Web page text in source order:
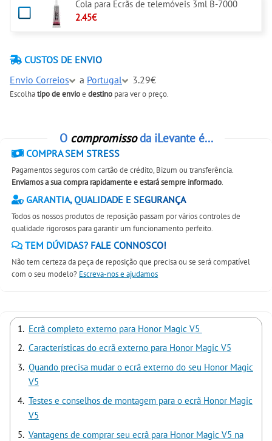
Cola para Ecrãs de telemóveis 3ml B-7000
2.45€
CUSTOS DE ENVIO
Envio Correios
a Portugal 3.29€
Escolhatipo de envioe destino para ver o preço.
O compromissoda iLevante é...
COMPRA SEM STRESS
Pagamentos seguros com cartão de crédito, Bizum ou transferência.
Enviamos a sua compra rapidamente e estará sempre informado.
GARANTIA, QUALIDADE E SEGURANÇA
Todos os nossos produtos de reposição passam por vários controles de
qualidade rigorosos para garantir um funcionamento perfeito.
TEM DÚVIDAS? FALE CONNOSCO!
Não tem certeza da peça de reposição que precisa ou se será compatível
com o seu modelo? Escreva-nos e ajudamos
Ecrã completo externo para Honor Magic V5
Características do ecrã externo para Honor Magic V5
Quando precisa mudar o ecrã externo do seu Honor Magic
V5
Testes e conselhos de montagem para o ecrã Honor Magic
V5
Vantagens de comprar seu ecrã para Honor Magic V5 na